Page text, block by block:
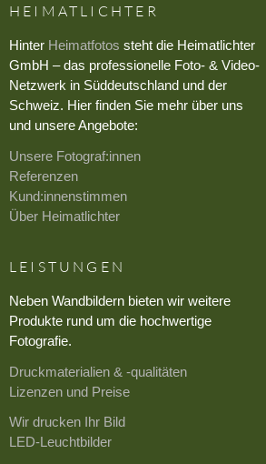
HEIMATLICHTER
Hinter Heimatfotos steht die Heimatlichter
GmbH – das professionelle Foto- & Video-
Netzwerk in Süddeutschland und der
Schweiz. Hier finden Sie mehr über uns
und unsere Angebote:
Unsere Fotograf:innen
Referenzen
Kund:innenstimmen
Über Heimatlichter
LEISTUNGEN
Neben Wandbildern bieten wir weitere
Produkte rund um die hochwertige
Fotografie.
Druckmaterialien & -qualitäten
Lizenzen und Preise
Wir drucken Ihr Bild
LED-Leuchtbilder